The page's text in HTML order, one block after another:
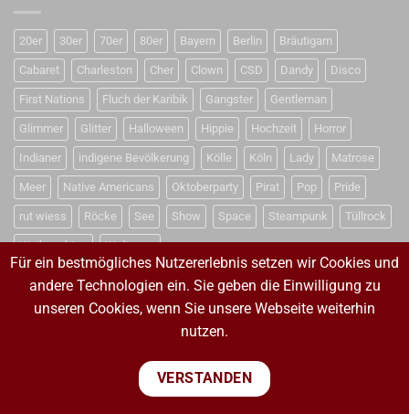
20er 30er 70er 80er Bayern Berlin Bräutigam
Cabaret Charleston Cher Clown CSD Dandy Disco
First Nations Fluch der Karibik Gangster Gentleman
Glimmer Glitter Halloween Hippie Hochzeit Horror
Indianer indigene Bevölkerung Kölle Köln Lady Matrose
Meer Native Americans Oktoberparty Pirat Pop Pride
rut wiess Röcke See Show Space Steampunk Tüllrock
Weihnachten Weltraum
VERTRAG WIDERRUFEN
VERTRAG WIDERRUFEN
Für ein bestmögliches Nutzererlebnis setzen wir Cookies und
andere Technologien ein. Sie geben die Einwilligung zu
unseren Cookies, wenn Sie unsere Webseite weiterhin
nutzen.
VERSTANDEN